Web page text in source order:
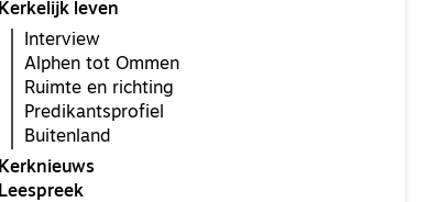
Kerkelijk leven
Interview
Alphen tot Ommen
Ruimte en richting
Predikantsprofiel
Buitenland
Kerknieuws
Leespreek